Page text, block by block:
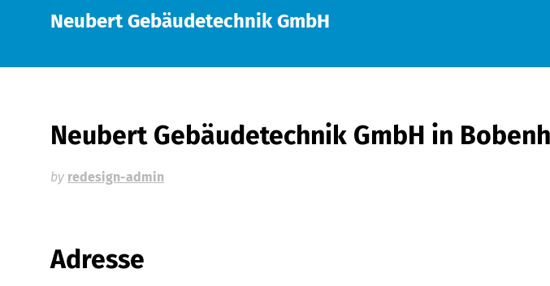
Neubert Gebäudetechnik GmbH
Neubert Gebäudetechnik GmbH in
by redesign-admin
Adresse